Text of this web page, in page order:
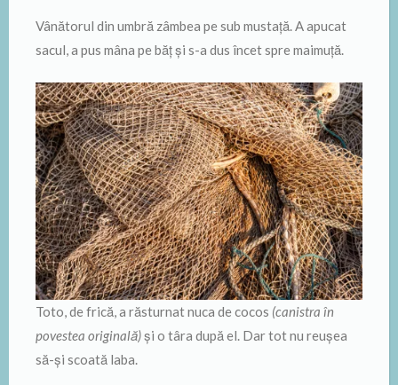
Vânătorul din umbră zâmbea pe sub mustaţă. A apucat
sacul, a pus mâna pe băţ şi s-a dus încet spre maimuţă.
Toto, de frică, a răsturnat nuca de cocos (canistra în
povestea originală)şi o târa după el. Dar tot nu reuşea
să-şi scoată laba.